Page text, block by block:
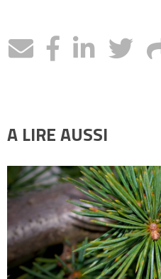
A LIRE AUSSI